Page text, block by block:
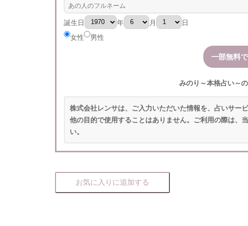
誕生日 年 月
日
女性
男性
みのり～本格占い～
株式会社レンサは、ご入力いただいた情報を、占いサー
他の目的で使用することはありません。ご利用の際は、
い。
お気に入りに追加する